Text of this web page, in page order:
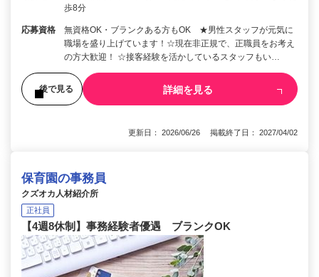
歩8分
応募資格
無資格OK・ブランクある方もOK ★男性スタッフが元気に
職場を盛り上げています！☆現在非正規で、正職員をお考え
の方大歓迎！ ☆接客経験を活かしているスタッフもい…
後で見る 詳細を見る
更新日： 2026/06/26 掲載終了日： 2027/04/02
保育園の事務員
クズオカ人材紹介所
正社員
【4週8休制】事務経験者優遇 ブランクOK